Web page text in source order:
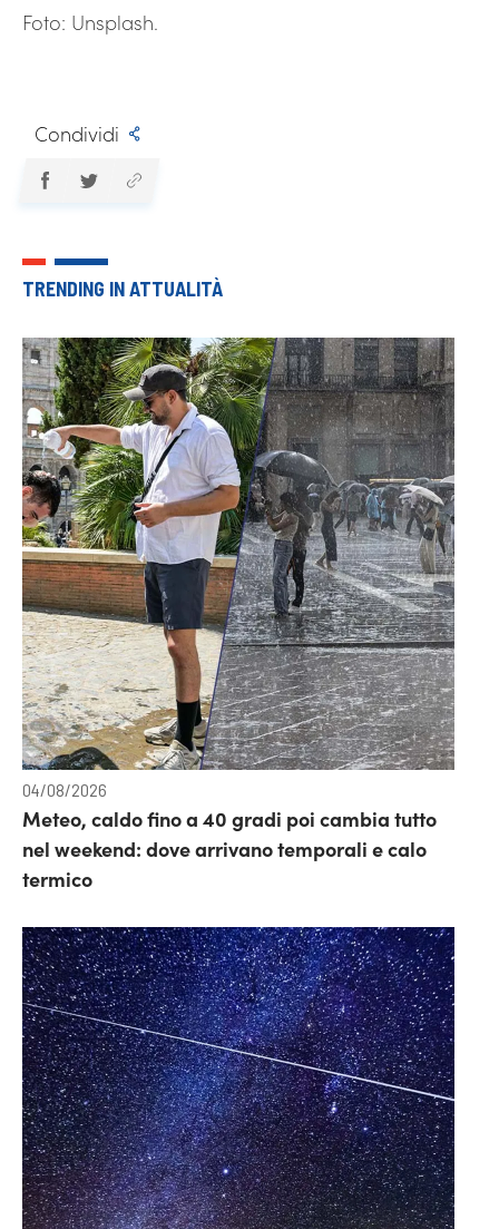
Foto: Unsplash.
Condividi
TRENDING IN ATTUALITÀ
04/08/2026
Meteo, caldo fino a 40 gradi poi cambia tutto
nel weekend: dove arrivano temporali e calo
termico